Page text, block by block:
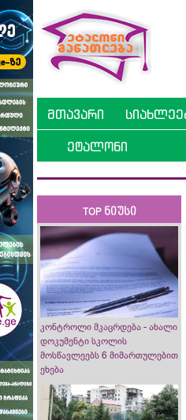
მთავარი
ეტალონი
TOP ნიუსი
კონტროლი მკაცრდება - ახალი
დოკუმენტი სკოლის
მოსწავლეებს 6 მიმართულებით
ეხება